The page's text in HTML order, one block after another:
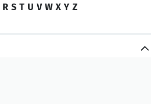
R S T U V W X Y Z